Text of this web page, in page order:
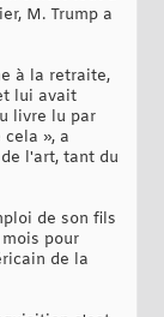
M. Trump a
à la retraite,
lui avait
livre lu par
», a
l'art, tant du
de son fils
pour
de la